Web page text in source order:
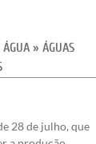
ÁGUA » ÁGUAS
28 de julho, que